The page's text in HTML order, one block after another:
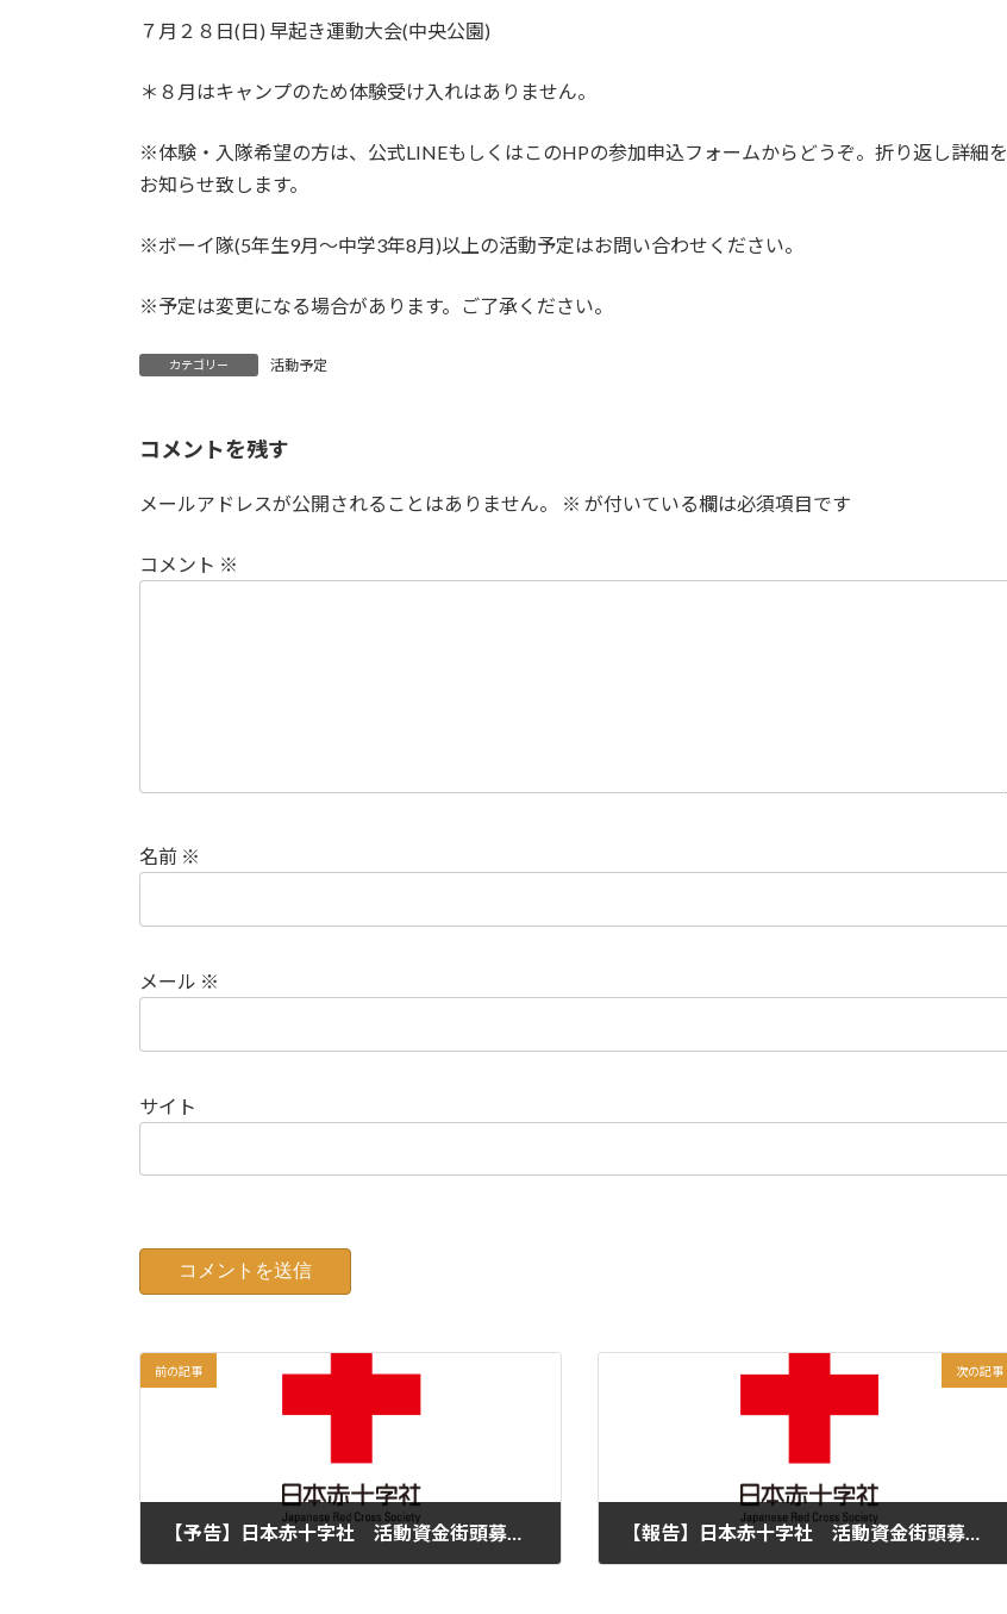
７月２８日(日) 早起き運動大会(中央公園)
＊８月はキャンプのため体験受け入れはありません。
※体験・入隊希望の方は、公式LINEもしくはこのHPの参加申込フォームからどうぞ。折り返し詳細を
お知らせ致します。
※ボーイ隊(5年生9月〜中学3年8月)以上の活動予定はお問い合わせください。
※予定は変更になる場合があります。ご了承ください。
カテゴリー 活動予定
コメントを残す
メールアドレスが公開されることはありません。 ※ が付いている欄は必須項目です
コメント ※
名前 ※
メール ※
サイト
前の記事
【予告】日本赤十字社 活動資金街頭募金活動
次の記事
【報告】日本赤十字社 活動資金街頭募金活動